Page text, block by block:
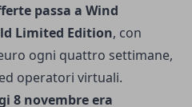
passa a Wind
Limited Edition, con
ogni quattro settimane,
operatori virtuali.
8 novembre era